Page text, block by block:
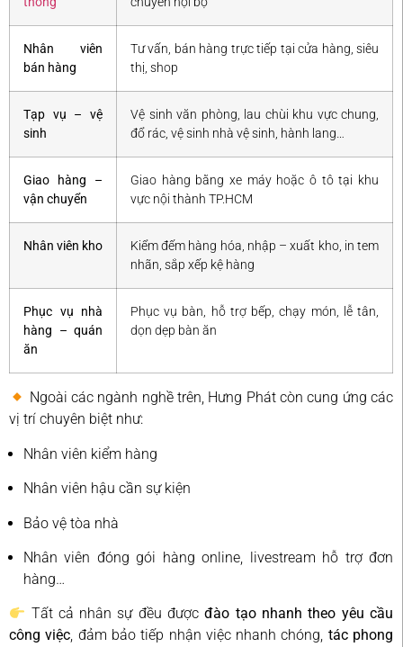
Nhân viên
bán hàng
Tư vấn, bán hàng trực tiếp tại cửa hàng, siêu
thị, shop
Tạp vụ – vệ
sinh
Vệ sinh văn phòng, lau chùi khu vực chung,
đổ rác, vệ sinh nhà vệ sinh, hành lang…
Giao hàng –
vận chuyển
Giao hàng bằng xe máy hoặc ô tô tại khu
vực nội thành TP.HCM
Nhân viên kho
Kiểm đếm hàng hóa, nhập – xuất kho, in tem
nhãn, sắp xếp kệ hàng
Phục vụ nhà
hàng – quán
ăn
Phục vụ bàn, hỗ trợ bếp, chạy món, lễ tân,
dọn dẹp bàn ăn
Ngoài các ngành nghề trên, Hưng Phát còn cung ứng các
vị trí chuyên biệt như:
Nhân viên kiểm hàng
Nhân viên hậu cần sự kiện
Bảo vệ tòa nhà
Nhân viên đóng gói hàng online, livestream hỗ trợ đơn
hàng…
Tất cả nhân sự đều đượcđào tạo nhanh theo yêu cầu
công việc, đảm bảo tiếp nhận việc nhanh chóng, tác phong